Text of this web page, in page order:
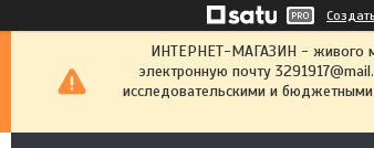
ИНТЕРНЕТ-МАГАЗИН - живого
электронную почту
исследовательскими и